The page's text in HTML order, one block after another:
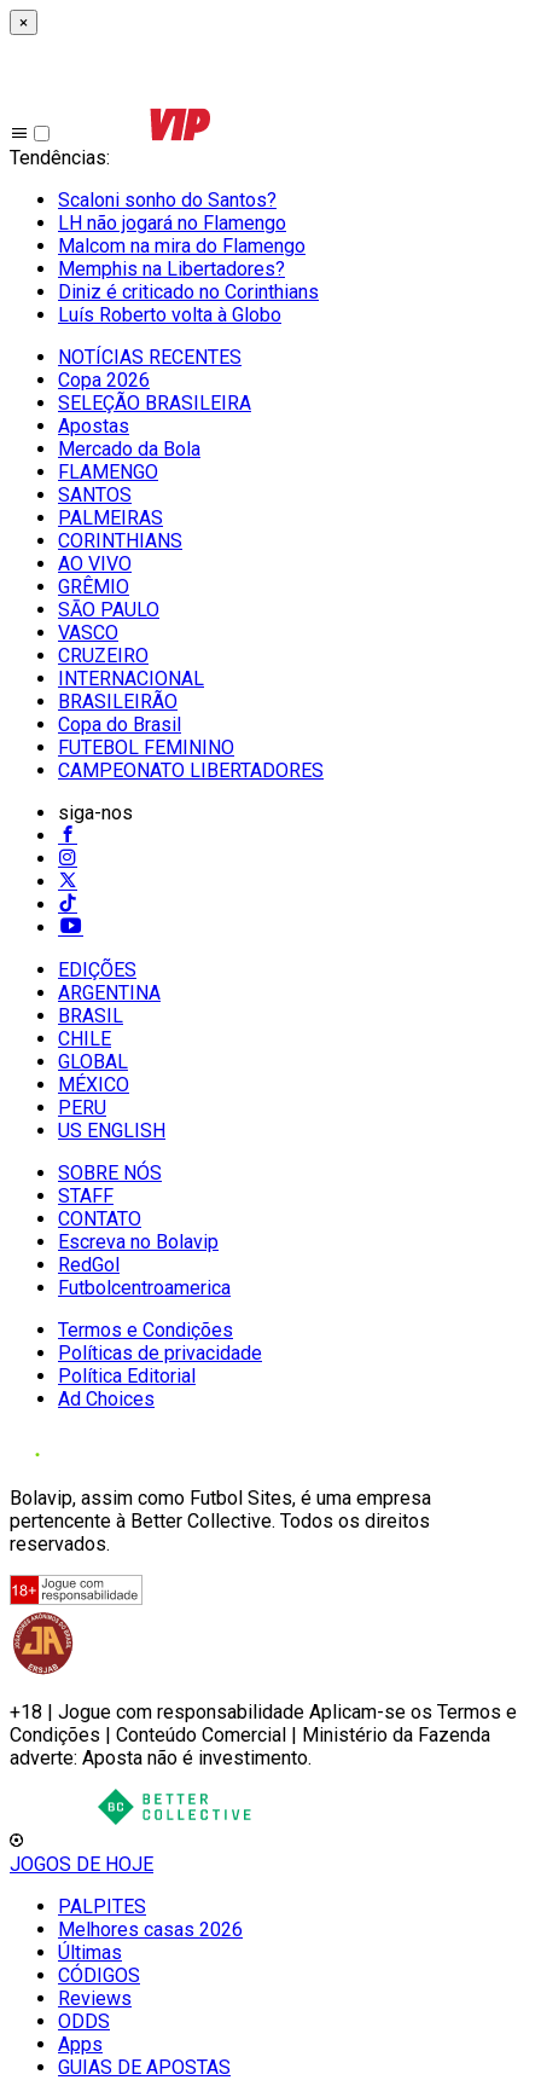
×
Tendências:
Scaloni sonho do Santos?
LH não jogará no Flamengo
Malcom na mira do Flamengo
Memphis na Libertadores?
Diniz é criticado no Corinthians
Luís Roberto volta à Globo
NOTÍCIAS RECENTES
Copa 2026
SELEÇÃO BRASILEIRA
Apostas
Mercado da Bola
FLAMENGO
SANTOS
PALMEIRAS
CORINTHIANS
AO VIVO
GRÊMIO
SĀO PAULO
VASCO
CRUZEIRO
INTERNACIONAL
BRASILEIRÃO
Copa do Brasil
FUTEBOL FEMININO
CAMPEONATO LIBERTADORES
siga-nos
EDIÇÕES
ARGENTINA
BRASIL
CHILE
GLOBAL
MÉXICO
PERU
US ENGLISH
SOBRE NÓS
STAFF
CONTATO
Escreva no Bolavip
RedGol
Futbolcentroamerica
Termos e Condições
Políticas de privacidade
Política Editorial
Ad Choices
Bolavip, assim como Futbol Sites, é uma empresa
pertencente à Better Collective. Todos os direitos
reservados.
+18 | Jogue com responsabilidade Aplicam-se os Termos e
Condições | Conteúdo Comercial | Ministério da Fazenda
adverte: Aposta não é investimento.
JOGOS DE HOJE
PALPITES
Melhores casas 2026
Últimas
CÓDIGOS
Reviews
ODDS
Apps
GUIAS DE APOSTAS